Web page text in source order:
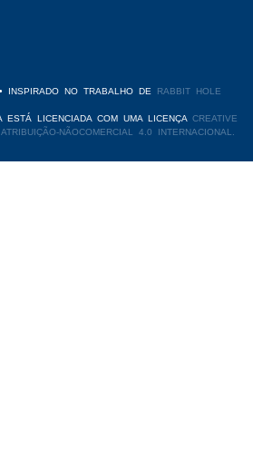
INSPIRADO NO TRABALHO DE RABBIT HOLE
ESTÁ LICENCIADA COM UMA LICENÇACREATIVE
NÃOCOMERCIAL 4.0 INTERNACIONAL.